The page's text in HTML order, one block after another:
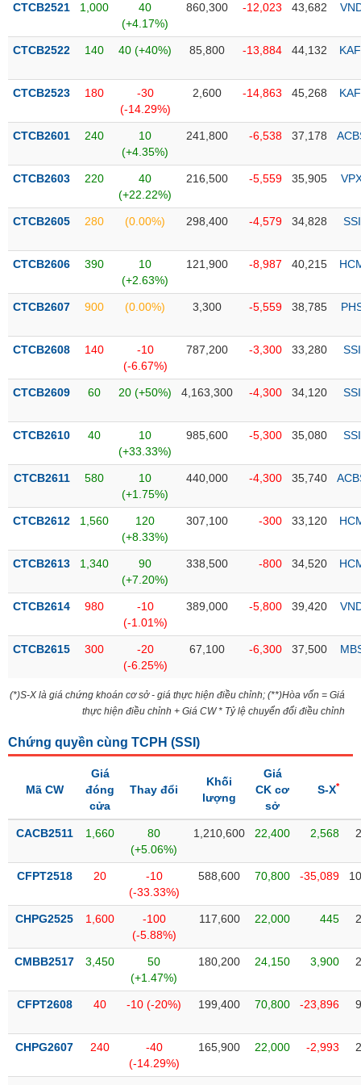
thái
phiếu
mô
thị
Niêm
Niêm
mới
yết
sung
niêm
yết
Theo
dõi
biệt
được
quỹ
mục
ETF
Cổ
tiết
quan
dịch
chính
tích
thuật
sơ
doanh
Tin
CTCB2521 1,000
40
(+4.17%)
860,300 -12,023 43,682
CTCB2522 140 40 (+40%) 85,800 -13,884 44,132
CTCB2523 180
-30
(-14.29%)
2,600 -14,863 45,268
CTCB2601 240
10
(+4.35%)
241,800 -6,538 37,178
CTCB2603 220
40
(+22.22%)
216,500 -5,559 35,905
CTCB2605 280 (0.00%) 298,400 -4,579 34,828 SSI
CTCB2606 390
10
(+2.63%)
121,900 -8,987 40,215
CTCB2607 900 (0.00%) 3,300 -5,559 38,785
CTCB2608 140
-10
(-6.67%)
787,200 -3,300 33,280 SSI
CTCB2609 60 20 (+50%) 4,163,300 -4,300 34,120 SSI
CTCB2610 40
10
(+33.33%)
985,600 -5,300 35,080 SSI
CTCB2611 580
10
(+1.75%)
440,000 -4,300 35,740
CTCB2612 1,560
120
(+8.33%)
307,100 -300 33,120
CTCB2613 1,340
90
(+7.20%)
338,500 -800 34,520
CTCB2614 980
-10
(-1.01%)
389,000 -5,800 39,420
CTCB2615 300
-20
(-6.25%)
67,100 -6,300 37,500
(*)S-X là giá chứng khoán cơ sở - giá thực hiện điều chỉnh; (**)Hòa vốn = Giá
thực hiện điều chỉnh + Giá CW * Tỷ lệ chuyển đổi điều chỉnh
Chứng quyền cùng TCPH (SSI )
Mã CW
Giá
đóng
cửa
Thay đổi
Khối
lượng
Giá
CK cơ
sở
S-X*
CACB2511 1,660
80
(+5.06%)
1,210,600 22,400 2,568
CFPT2518 20
-10
(-33.33%)
588,600 70,800 -35,089
CHPG2525 1,600
-100
(-5.88%)
117,600 22,000 445
CMBB2517 3,450
50
(+1.47%)
180,200 24,150 3,900
CFPT2608 40 -10 (-20%) 199,400 70,800 -23,896
CHPG2607 240
-40
(-14.29%)
165,900 22,000 -2,993
NGÀNH
DOANH
NGHIỆP
PHIẾU
PHÁI
TRÁI
CÔNG
ĐẦU
TƯ
DỮ
MỚI
Ngành
(-)
SECTOR
NĂNG
VẬT
CÔNG